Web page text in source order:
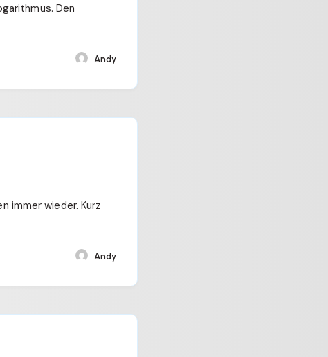
Den
Andy
immer wieder. Kurz
Andy